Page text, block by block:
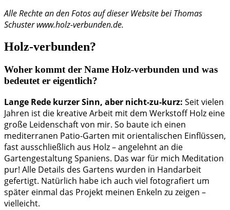
Alle Rechte an den Fotos auf dieser Website bei Thomas
Schuster www.holz-verbunden.de.
Holz-verbunden?
Woher kommt der Name Holz-verbunden und was
bedeutet er eigentlich?
Lange Rede kurzer Sinn, aber nicht-zu-kurz: Seit vielen
Jahren ist die kreative Arbeit mit dem Werkstoff Holz eine
große Leidenschaft von mir. So baute ich einen
mediterranen Patio-Garten mit orientalischen Einflüssen,
fast ausschließlich aus Holz – angelehnt an die
Gartengestaltung Spaniens. Das war für mich Meditation
pur! Alle Details des Gartens wurden in Handarbeit
gefertigt. Natürlich habe ich auch viel fotografiert um
später einmal das Projekt meinen Enkeln zu zeigen –
vielleicht.